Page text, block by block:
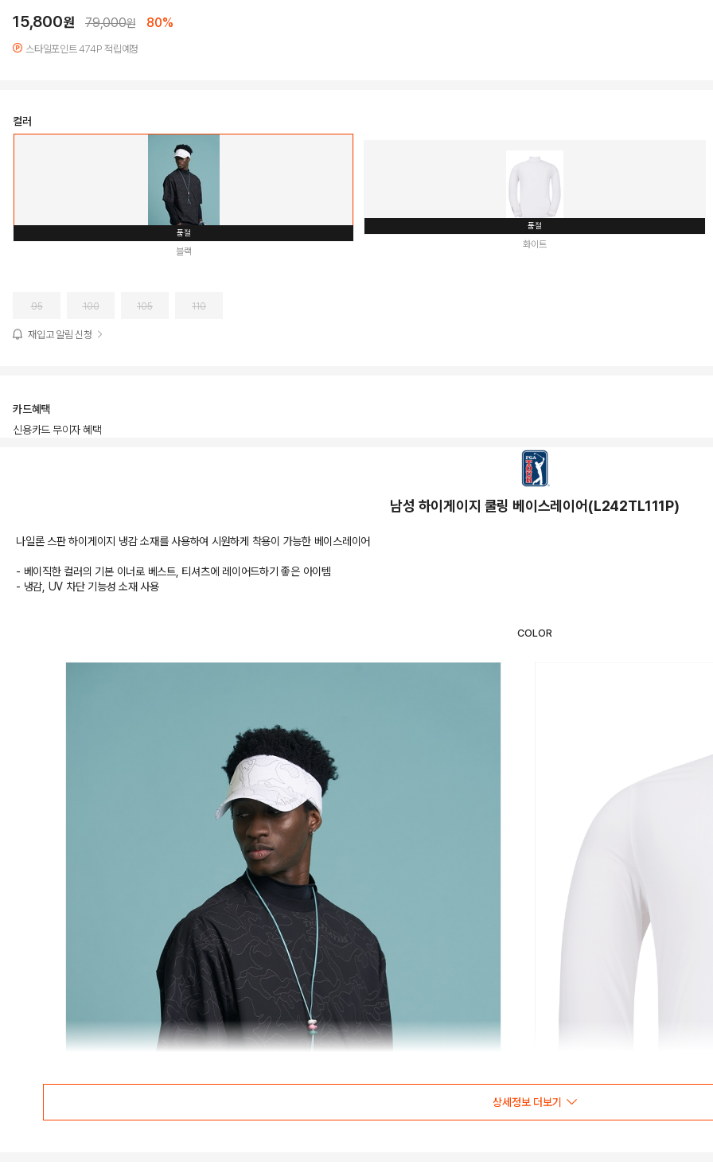
15,800원 79,000원 80%
스타일포인트 474P 적립예정
컬러
품절
블랙
품절
화이트
95 100 105 110
재입고 알림 신청
카드혜택
신용카드 무이자 혜택
남성 하이게이지 쿨링 베이스레이어(L242TL111P)
나일론 스판 하이게이지 냉감 소재를 사용하여 시원하게 착용이 가능한 베이스레이어
- 베이직한 컬러의 기본 이너로 베스트, 티셔츠에 레이어드하기 좋은 아이템
- 냉감, UV 차단 기능성 소재 사용
COLOR
상세정보 더보기